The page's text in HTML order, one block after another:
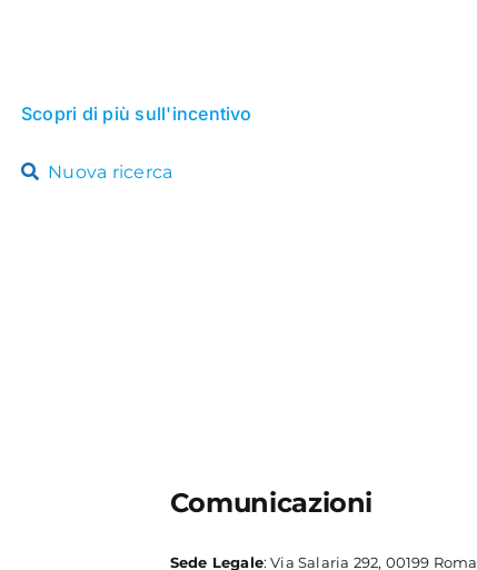
Scopri di più sull'incentivo
Nuova ricerca
Comunicazioni
Sede Legale: Via Salaria 292, 00199 Roma